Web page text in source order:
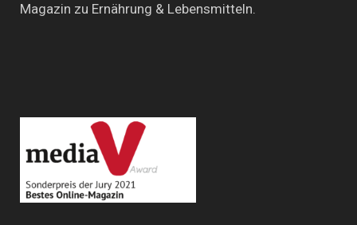
Magazin zu Ernährung & Lebensmitteln.